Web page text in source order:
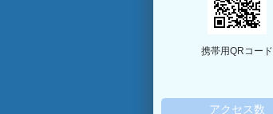
携帯用QRコード
アクセス数